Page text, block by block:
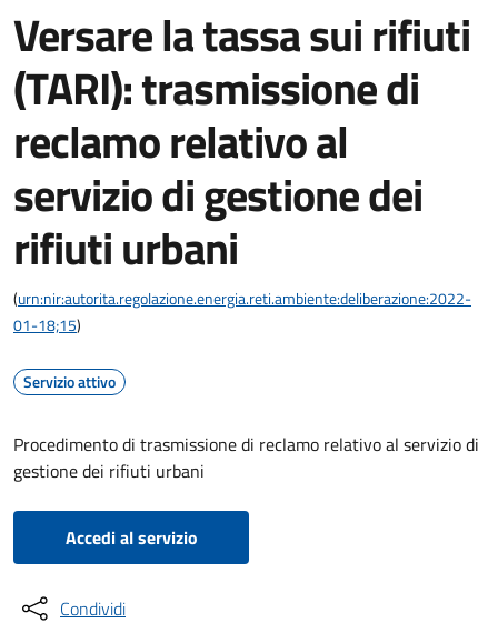
Versare la tassa sui rifiuti
(TARI): trasmissione di
reclamo relativo al
servizio di gestione dei
rifiuti urbani
(urn:nir:autorita.regolazione.energia.reti.ambiente:deliberazione:2022-
01-18;15)
Servizio attivo
Procedimento di trasmissione di reclamo relativo al servizio di
gestione dei rifiuti urbani
Accedi al servizio
Condividi